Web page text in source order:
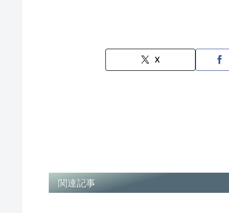
X
関連記事